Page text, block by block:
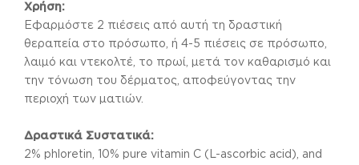
Χρήση:
Εφαρμόστε 2 πιέσεις από αυτή τη δραστική
θεραπεία στο πρόσωπο, ή 4-5 πιέσεις σε πρόσωπο,
λαιμό και ντεκολτέ, το πρωί, μετά τον καθαρισμό και
την τόνωση του δέρματος, αποφεύγοντας την
περιοχή των ματιών.
Δραστικά Συστατικά:
2% phloretin, 10% pure vitamin C (L-ascorbic acid), and